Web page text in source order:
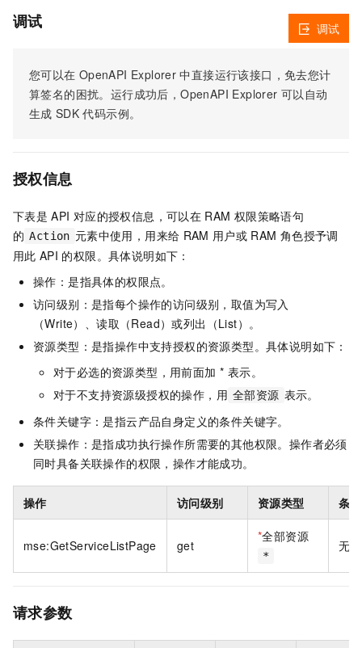
调试
您可以在 OpenAPI Explorer 中直接运行该接口，免去您计
算签名的困扰。运行成功后，OpenAPI Explorer 可以自动
生成 SDK 代码示例。
调试
授权信息
下表是 API 对应的授权信息，可以在 RAM 权限策略语句
的 Action 元素中使用，用来给 RAM 用户或 RAM 角色授予调
用此 API 的权限。具体说明如下：
操作：是指具体的权限点。
访问级别：是指每个操作的访问级别，取值为写入
（Write）、读取（Read）或列出（List）。
资源类型：是指操作中支持授权的资源类型。具体说明如下：
对于必选的资源类型，用前面加 * 表示。
对于不支持资源级授权的操作，用 全部资源 表示。
条件关键字：是指云产品自身定义的条件关键字。
关联操作：是指成功执行操作所需要的其他权限。操作者必须
同时具备关联操作的权限，操作才能成功。
操作 访问级别 资源类型 条
mse:GetServiceListPage get
*全部资源
*
无
请求参数